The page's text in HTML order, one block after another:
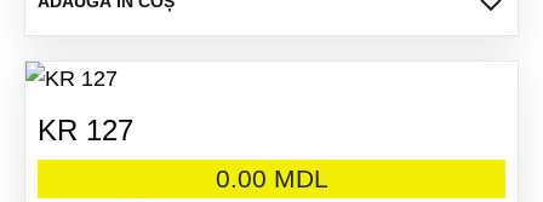
KR 127
0.00 MDL